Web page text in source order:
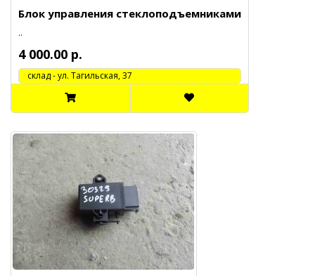
Блок управления стеклоподъемниками
..
4 000.00 р.
cклад - ул. Тагильская, 37